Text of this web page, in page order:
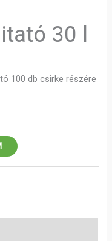
30 l
100 db csirke részére